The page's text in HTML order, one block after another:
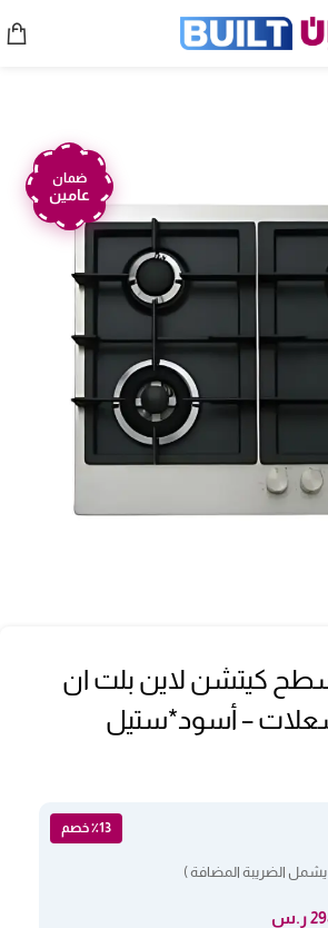
ضمان
عامين
كيتشن لاين بلت ان
سم – 4 شعلات – أسود*ستيل
٪13 خصم
يشمل الضريبة المضافة )